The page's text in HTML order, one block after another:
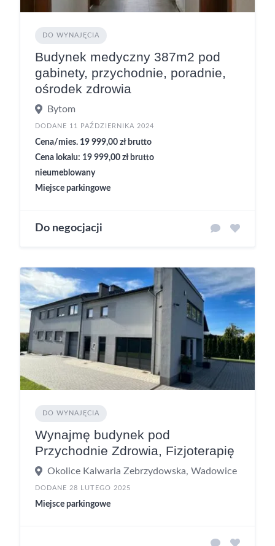
DO WYNAJĘCIA
Budynek medyczny 387m2 pod
gabinety, przychodnie, poradnie,
ośrodek zdrowia
Bytom
DODANE 11 PAŹDZIERNIKA 2024
Cena/mies. 19 999,00 zł brutto
Cena lokalu: 19 999,00 zł brutto
nieumeblowany
Miejsce parkingowe
Do negocjacji
DO WYNAJĘCIA
Wynajmę budynek pod
Przychodnie Zdrowia, Fizjoterapię
Okolice Kalwaria Zebrzydowska, Wadowice
DODANE 28 LUTEGO 2025
Miejsce parkingowe